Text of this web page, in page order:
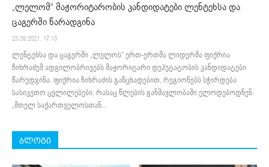
„ლელომ“ მაჟორიტარობის კანდიდატები ლენტეხსა და
ცაგერში წარადგინა
23.09.2021. 17:13
ლენტეხსა და ცაგერში „ლელოს“ ერთ-ერთმა ლიდერმა ფიქრია
ჩიხრაძემ ადგილობრივებს მაჟორიტარი დეპუტატობის კანდიდატები
წარუდგინა. ფიქრია ჩიხრაძის განცხადებით, რეგიონებს სჭირდება
სასიკეთო ცვლილებები, რასაც წლების განმავლობაში ელოდებოდნენ.
„მთელ საქართველოსთან...
ბლოგი